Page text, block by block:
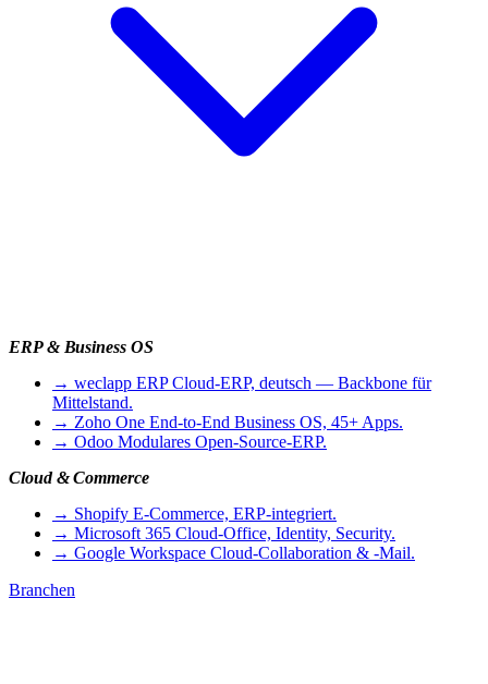
ERP & Business OS
→ weclapp ERP Cloud-ERP, deutsch — Backbone für
Mittelstand.
→ Zoho One End-to-End Business OS, 45+ Apps.
→ Odoo Modulares Open-Source-ERP.
Cloud & Commerce
→ Shopify E-Commerce, ERP-integriert.
→ Microsoft 365 Cloud-Office, Identity, Security.
→ Google Workspace Cloud-Collaboration & -Mail.
Branchen